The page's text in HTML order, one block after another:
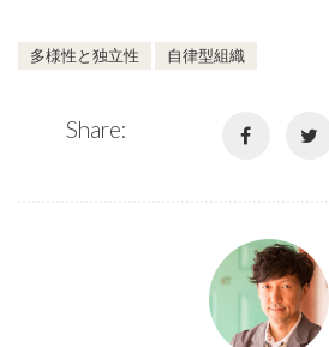
多様性と独立性 自律型組織
Share: